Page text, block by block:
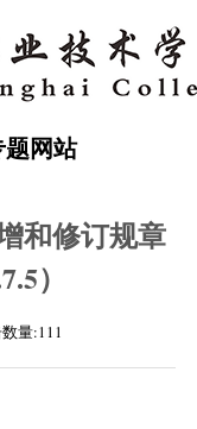
题网站
和修订规章
）
量:111